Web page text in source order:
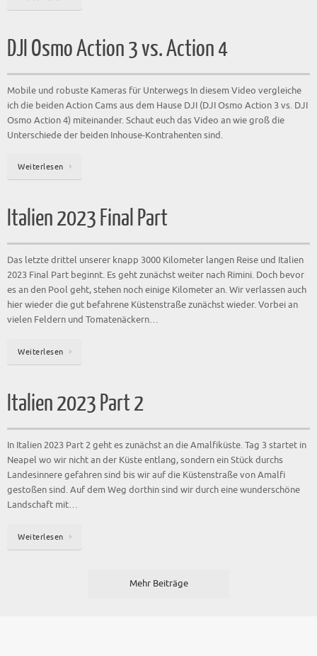
DJI Osmo Action 3 vs. Action 4
Mobile und robuste Kameras für Unterwegs In diesem Video vergleiche
ich die beiden Action Cams aus dem Hause DJI (DJI Osmo Action 3 vs. DJI
Osmo Action 4) miteinander. Schaut euch das Video an wie groß die
Unterschiede der beiden Inhouse-Kontrahenten sind.
Weiterlesen
Italien 2023 Final Part
Das letzte drittel unserer knapp 3000 Kilometer langen Reise und Italien
2023 Final Part beginnt. Es geht zunächst weiter nach Rimini. Doch bevor
es an den Pool geht, stehen noch einige Kilometer an. Wir verlassen auch
hier wieder die gut befahrene Küstenstraße zunächst wieder. Vorbei an
vielen Feldern und Tomatenäckern…
Weiterlesen
Italien 2023 Part 2
In Italien 2023 Part 2 geht es zunächst an die Amalfiküste. Tag 3 startet in
Neapel wo wir nicht an der Küste entlang, sondern ein Stück durchs
Landesinnere gefahren sind bis wir auf die Küstenstraße von Amalfi
gestoßen sind. Auf dem Weg dorthin sind wir durch eine wunderschöne
Landschaft mit…
Weiterlesen
Mehr Beiträge